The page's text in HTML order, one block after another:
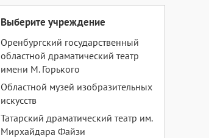
Выберите учреждение
Оренбургский государственный
областной драматический театр
имени М. Горького
Областной музей изобразительных
искусств
Татарский драматический театр им.
Мирхайдара Файзи